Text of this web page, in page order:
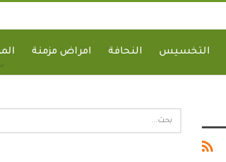
التخسيس النحافة امراض مزمنة